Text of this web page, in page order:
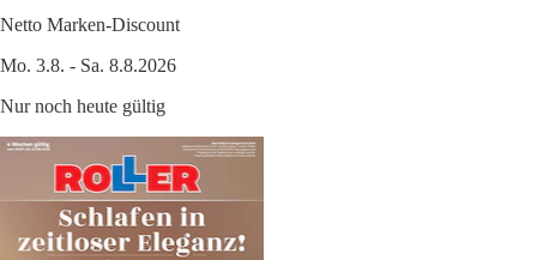
Netto Marken-Discount
Mo. 3.8. - Sa. 8.8.2026
Nur noch heute gültig